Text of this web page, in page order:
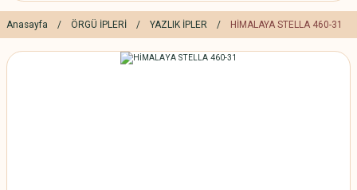
Anasayfa ÖRGÜ İPLERİ YAZLIK İPLER HİMALAYA STELLA 460-31